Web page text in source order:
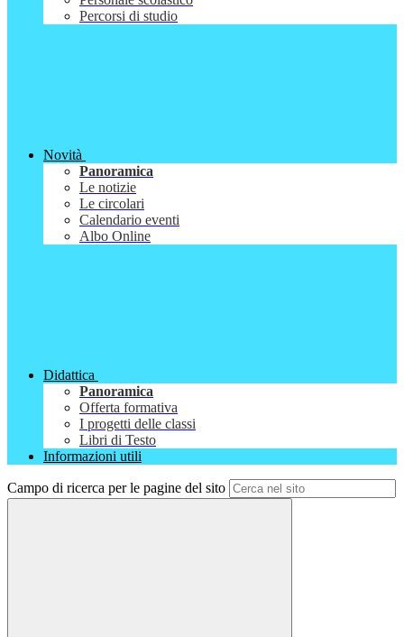
Percorsi di studio
Novità
Panoramica
Le notizie
Le circolari
Calendario eventi
Albo Online
Didattica
Panoramica
Offerta formativa
I progetti delle classi
Libri di Testo
Informazioni utili
Campo di ricerca per le pagine del sito